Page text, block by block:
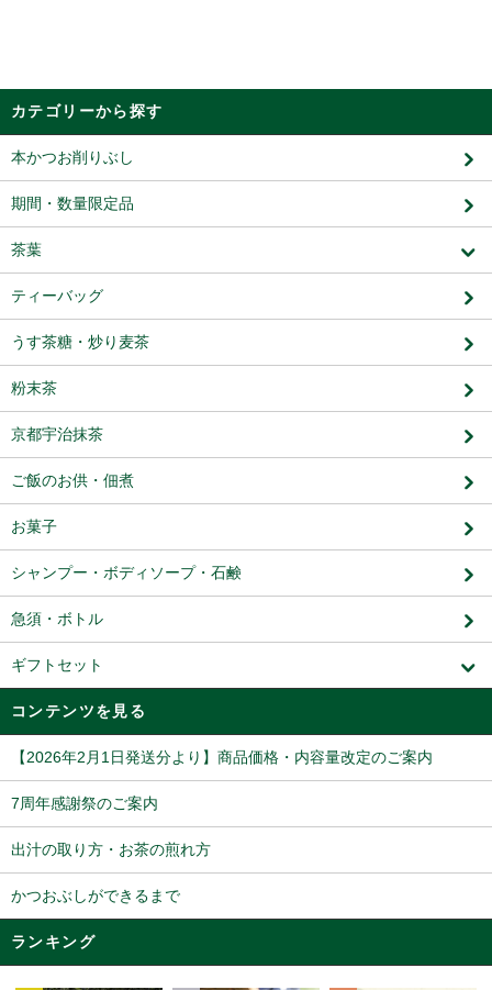
カテゴリーから探す
本かつお削りぶし
期間・数量限定品
茶葉
ティーバッグ
うす茶糖・炒り麦茶
粉末茶
京都宇治抹茶
ご飯のお供・佃煮
お菓子
シャンプー・ボディソープ・石鹸
急須・ボトル
ギフトセット
コンテンツを見る
【2026年2月1日発送分より】商品価格・内容量改定のご案内
7周年感謝祭のご案内
出汁の取り方・お茶の煎れ方
かつおぶしができるまで
ランキング